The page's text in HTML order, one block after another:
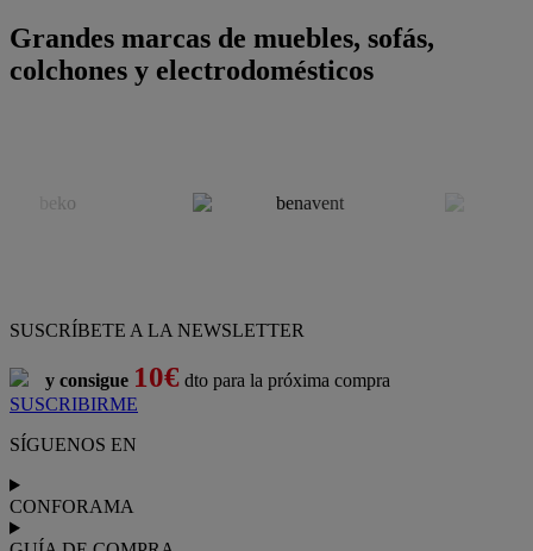
Grandes marcas de muebles, sofás,
colchones y electrodomésticos
SUSCRÍBETE A LA NEWSLETTER
y consigue 10€ dto para la próxima compra
SUSCRIBIRME
SÍGUENOS EN
CONFORAMA